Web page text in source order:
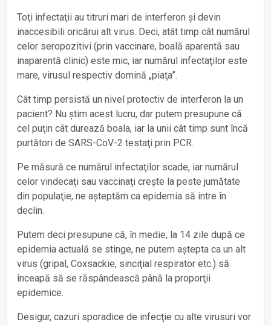
Toţi infectaţii au titruri mari de interferon și devin
inaccesibili oricărui alt virus. Deci, atât timp cât numărul
celor seropozitivi (prin vaccinare, boală aparentă sau
inaparentă clinic) este mic, iar numărul infectaţilor este
mare, virusul respectiv domină „piaţa”.
Cât timp persistă un nivel protectiv de interferon la un
pacient? Nu știm acest lucru, dar putem presupune că
cel puţin cât durează boala, iar la unii cât timp sunt încă
purtători de SARS-CoV-2 testaţi prin PCR.
Pe măsură ce numărul infectaţilor scade, iar numărul
celor vindecaţi sau vaccinaţi crește la peste jumătate
din populaţie, ne așteptăm ca epidemia să intre în
declin.
Putem deci presupune că, în medie, la 14 zile după ce
epidemia actuală se stinge, ne putem aștepta ca un alt
virus (gripal, Coxsackie, sinciţial respirator etc.) să
înceapă să se răspândească până la proporţii
epidemice.
Desigur, cazuri sporadice de infecţie cu alte virusuri vor